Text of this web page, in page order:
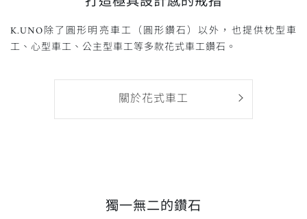
K.UNO除了圓形明亮車工（圓形鑽石）以外，也提供枕型車
工、心型車工、公主型車工等多款花式車工鑽石。
關於花式車工
獨一無二的鑽石